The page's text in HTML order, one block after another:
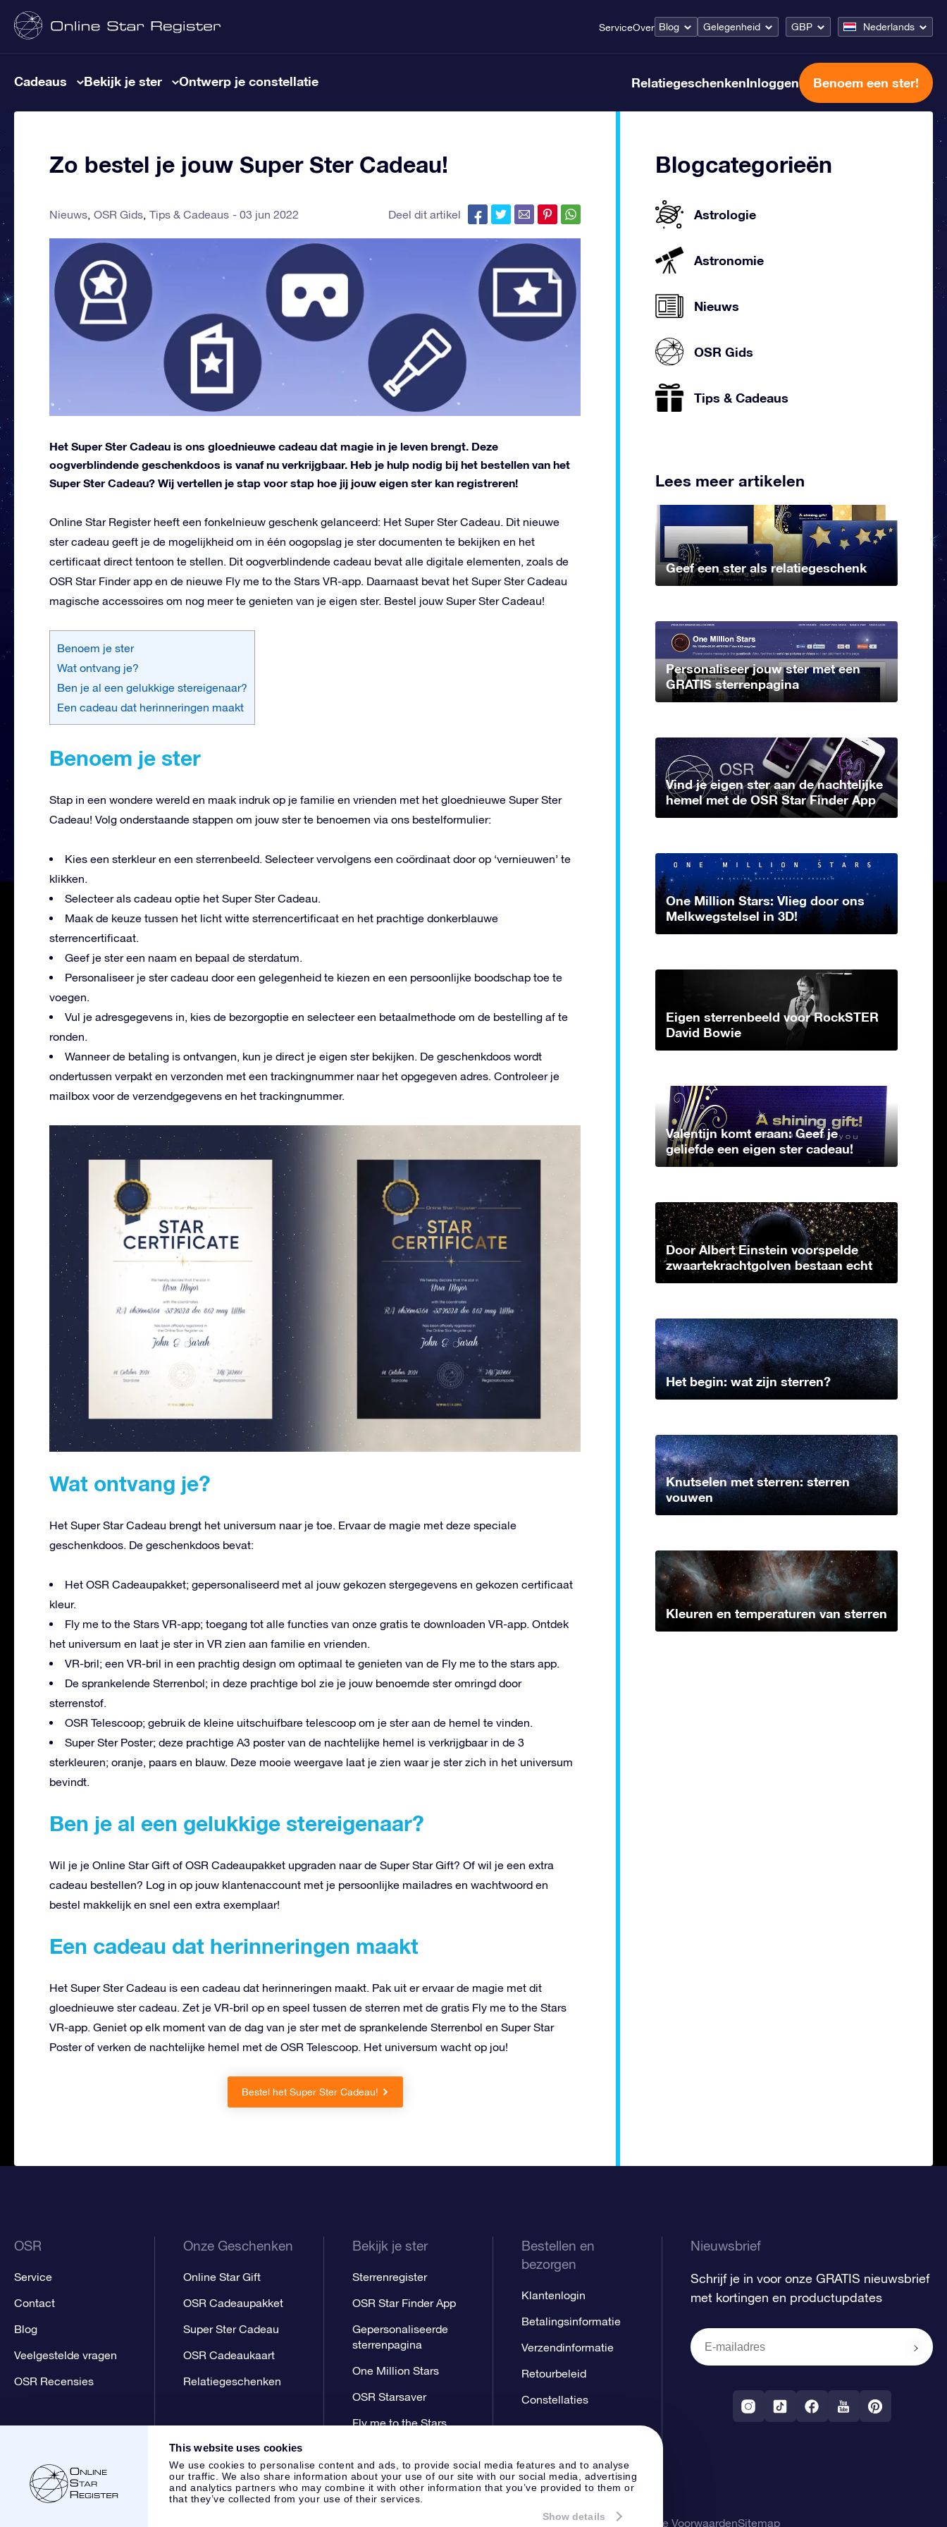
This website uses cookies
We use cookies to personalise content and ads, to provide social media features and to analyse
our traffic. We also share information about your use of our site with our social media, advertising
and analytics partners who may combine it with other information that you’ve provided to them or
that they’ve collected from your use of their services.
Show details
ServiceOver Blog Gelegenheid GBP Nederlands
Cadeaus Bekijk je ster Ontwerp je constellatie RelatiegeschenkenInloggen Benoem een ster!
Zo bestel je jouw Super Ster Cadeau!
Nieuws OSR Gids Tips & Cadeaus 03 jun 2022 Deel dit artikel
Het Super Ster Cadeau is ons gloednieuwe cadeau dat magie in je leven brengt. Deze
oogverblindende geschenkdoos is vanaf nu verkrijgbaar. Heb je hulp nodig bij het bestellen van het
Super Ster Cadeau? Wij vertellen je stap voor stap hoe jij jouw eigen ster kan registreren!
Online Star Register heeft een fonkelnieuw geschenk gelanceerd: Het Super Ster Cadeau. Dit nieuwe
ster cadeau geeft je de mogelijkheid om in één oogopslag je ster documenten te bekijken en het
certificaat direct tentoon te stellen. Dit oogverblindende cadeau bevat alle digitale elementen, zoals de
OSR Star Finder app en de nieuwe Fly me to the Stars VR-app. Daarnaast bevat het Super Ster Cadeau
magische accessoires om nog meer te genieten van je eigen ster. Bestel jouw Super Ster Cadeau!
Benoem je ster
Wat ontvang je?
Ben je al een gelukkige stereigenaar?
Een cadeau dat herinneringen maakt
Benoem je ster
Stap in een wondere wereld en maak indruk op je familie en vrienden met het gloednieuwe Super Ster
Cadeau! Volg onderstaande stappen om jouw ster te benoemen via ons bestelformulier:
Kies een sterkleur en een sterrenbeeld. Selecteer vervolgens een coördinaat door op ‘vernieuwen’ te
klikken.
Selecteer als cadeau optie het Super Ster Cadeau.
Maak de keuze tussen het licht witte sterrencertificaat en het prachtige donkerblauwe
sterrencertificaat.
Geef je ster een naam en bepaal de sterdatum.
Personaliseer je ster cadeau door een gelegenheid te kiezen en een persoonlijke boodschap toe te
voegen.
Vul je adresgegevens in, kies de bezorgoptie en selecteer een betaalmethode om de bestelling af te
ronden.
Wanneer de betaling is ontvangen, kun je direct je eigen ster bekijken. De geschenkdoos wordt
ondertussen verpakt en verzonden met een trackingnummer naar het opgegeven adres. Controleer je
mailbox voor de verzendgegevens en het trackingnummer.
Wat ontvang je?
Het Super Star Cadeau brengt het universum naar je toe. Ervaar de magie met deze speciale
geschenkdoos. De geschenkdoos bevat:
Het OSR Cadeaupakket; gepersonaliseerd met al jouw gekozen stergegevens en gekozen certificaat
kleur.
Fly me to the Stars VR-app; toegang tot alle functies van onze gratis te downloaden VR-app. Ontdek
het universum en laat je ster in VR zien aan familie en vrienden.
VR-bril; een VR-bril in een prachtig design om optimaal te genieten van de Fly me to the stars app.
De sprankelende Sterrenbol; in deze prachtige bol zie je jouw benoemde ster omringd door
sterrenstof.
OSR Telescoop; gebruik de kleine uitschuifbare telescoop om je ster aan de hemel te vinden.
Super Ster Poster; deze prachtige A3 poster van de nachtelijke hemel is verkrijgbaar in de 3
sterkleuren; oranje, paars en blauw. Deze mooie weergave laat je zien waar je ster zich in het universum
bevindt.
Ben je al een gelukkige stereigenaar?
Wil je je Online Star Gift of OSR Cadeaupakket upgraden naar de Super Star Gift? Of wil je een extra
cadeau bestellen? Log in op jouw klantenaccount met je persoonlijke mailadres en wachtwoord en
bestel makkelijk en snel een extra exemplaar!
Een cadeau dat herinneringen maakt
Het Super Ster Cadeau is een cadeau dat herinneringen maakt. Pak uit er ervaar de magie met dit
gloednieuwe ster cadeau. Zet je VR-bril op en speel tussen de sterren met de gratis Fly me to the Stars
VR-app. Geniet op elk moment van de dag van je ster met de sprankelende Sterrenbol en Super Star
Poster of verken de nachtelijke hemel met de OSR Telescoop. Het universum wacht op jou!
Bestel het Super Ster Cadeau!
Blogcategorieën
Astrologie
Astronomie
Nieuws
OSR Gids
Tips & Cadeaus
Lees meer artikelen
Geef een ster als relatiegeschenk
Personaliseer jouw ster met een
GRATIS sterrenpagina
Vind je eigen ster aan de nachtelijke
hemel met de OSR Star Finder App
One Million Stars: Vlieg door ons
Melkwegstelsel in 3D!
Eigen sterrenbeeld voor RockSTER
David Bowie
Valentijn komt eraan: Geef je
geliefde een eigen ster cadeau!
Door Albert Einstein voorspelde
zwaartekrachtgolven bestaan echt
Het begin: wat zijn sterren?
Knutselen met sterren: sterren
vouwen
Kleuren en temperaturen van sterren
OSR
Service
Contact
Blog
Veelgestelde vragen
OSR Recensies
Onze Geschenken
Online Star Gift
OSR Cadeaupakket
Super Ster Cadeau
OSR Cadeaukaart
Relatiegeschenken
Bekijk je ster
Sterrenregister
OSR Star Finder App
Gepersonaliseerde
sterrenpagina
One Million Stars
OSR Starsaver
Fly me to the Stars
Bestellen en
bezorgen
Klantenlogin
Betalingsinformatie
Verzendinformatie
Retourbeleid
Constellaties
Nieuwsbrief
Schrijf je in voor onze GRATIS nieuwsbrief
met kortingen en productupdates
PrivacyverklaringAlgemene VoorwaardenSitemap